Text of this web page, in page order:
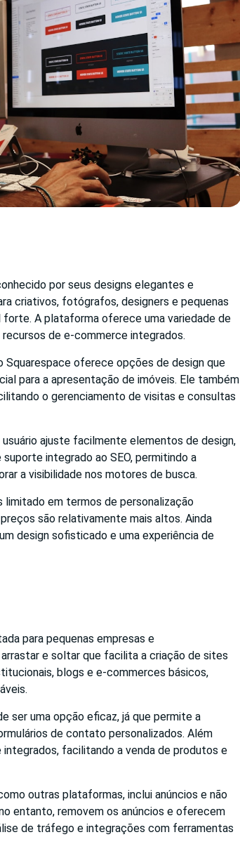
por seus designs elegantes e
criativos, fotógrafos, designers e pequenas
A plataforma oferece uma variedade de
de e-commerce integrados.
Squarespace oferece opções de design que
para a apresentação de imóveis. Ele também
o gerenciamento de visitas e consultas
ajuste facilmente elementos de design,
integrado ao SEO, permitindo a
a visibilidade nos motores de busca.
limitado em termos de personalização
são relativamente mais altos. Ainda
design sofisticado e uma experiência de
para pequenas empresas e
e soltar que facilita a criação de sites
blogs e e-commerces básicos,
ser uma opção eficaz, já que permite a
de contato personalizados. Além
facilitando a venda de produtos e
outras plataformas, inclui anúncios e não
entanto, removem os anúncios e oferecem
de tráfego e integrações com ferramentas